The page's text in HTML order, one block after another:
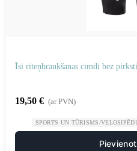
Īsi riteņbraukšanas cimdi bez
19,50 € (ar PVN)
SPORTS UN TŪRISMS/